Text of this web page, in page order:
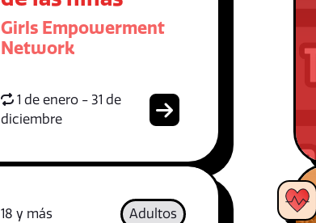
Girls Empowerment
Network
1 de enero - 31 de
diciembre
18 y más Adultos